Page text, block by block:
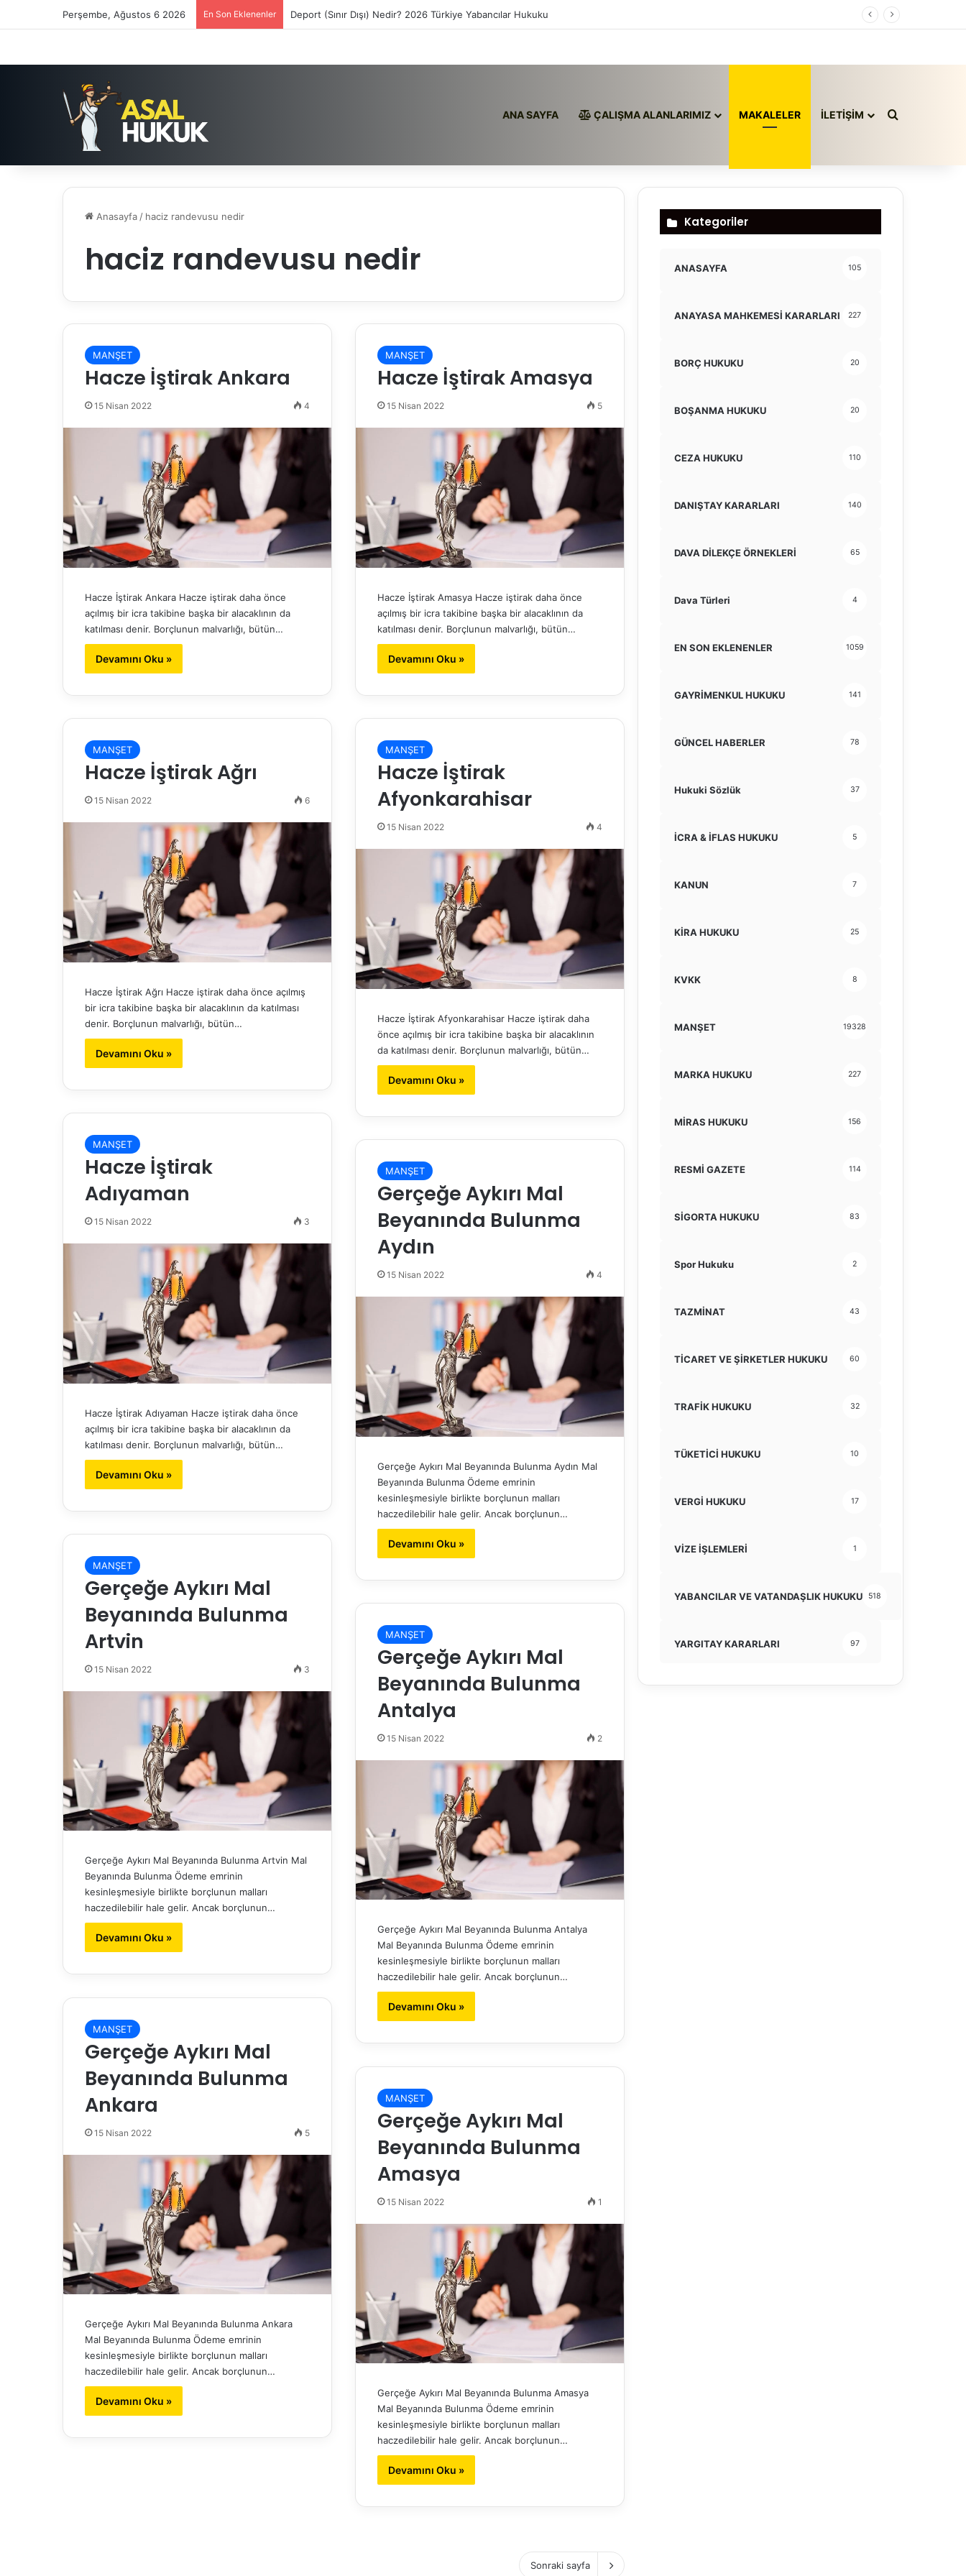
Perşembe, Ağustos 6 2026 En Son Eklenenler Deport (Sınır Dışı) Nedir? 2026 Türkiye Yabancılar Hukuku
ANA SAYFA ÇALIŞMA ALANLARIMIZ MAKALELER İLETİŞİM Arama yap
Anasayfa / haciz randevusu nedir
haciz randevusu nedir
MANŞET
Hacze İştirak Ankara
15 Nisan 2022 4
Hacze İştirak Ankara Hacze iştirak daha önce
açılmış bir icra takibine başka bir alacaklının da
katılması denir. Borçlunun malvarlığı, bütün…
Devamını Oku »
MANŞET
Hacze İştirak Amasya
15 Nisan 2022 5
Hacze İştirak Amasya Hacze iştirak daha önce
açılmış bir icra takibine başka bir alacaklının da
katılması denir. Borçlunun malvarlığı, bütün…
Devamını Oku »
MANŞET
Hacze İştirak Ağrı
15 Nisan 2022 6
Hacze İştirak Ağrı Hacze iştirak daha önce açılmış
bir icra takibine başka bir alacaklının da katılması
denir. Borçlunun malvarlığı, bütün…
Devamını Oku »
MANŞET
Hacze İştirak
Afyonkarahisar
15 Nisan 2022 4
Hacze İştirak Afyonkarahisar Hacze iştirak daha
önce açılmış bir icra takibine başka bir alacaklının
da katılması denir. Borçlunun malvarlığı, bütün…
Devamını Oku »
MANŞET
Hacze İştirak
Adıyaman
15 Nisan 2022 3
Hacze İştirak Adıyaman Hacze iştirak daha önce
açılmış bir icra takibine başka bir alacaklının da
katılması denir. Borçlunun malvarlığı, bütün…
Devamını Oku »
MANŞET
Gerçeğe Aykırı Mal
Beyanında Bulunma
Aydın
15 Nisan 2022 4
Gerçeğe Aykırı Mal Beyanında Bulunma Aydın Mal
Beyanında Bulunma Ödeme emrinin
kesinleşmesiyle birlikte borçlunun malları
haczedilebilir hale gelir. Ancak borçlunun…
Devamını Oku »
MANŞET
Gerçeğe Aykırı Mal
Beyanında Bulunma
Artvin
15 Nisan 2022 3
Gerçeğe Aykırı Mal Beyanında Bulunma Artvin Mal
Beyanında Bulunma Ödeme emrinin
kesinleşmesiyle birlikte borçlunun malları
haczedilebilir hale gelir. Ancak borçlunun…
Devamını Oku »
MANŞET
Gerçeğe Aykırı Mal
Beyanında Bulunma
Antalya
15 Nisan 2022 2
Gerçeğe Aykırı Mal Beyanında Bulunma Antalya
Mal Beyanında Bulunma Ödeme emrinin
kesinleşmesiyle birlikte borçlunun malları
haczedilebilir hale gelir. Ancak borçlunun…
Devamını Oku »
MANŞET
Gerçeğe Aykırı Mal
Beyanında Bulunma
Ankara
15 Nisan 2022 5
Gerçeğe Aykırı Mal Beyanında Bulunma Ankara
Mal Beyanında Bulunma Ödeme emrinin
kesinleşmesiyle birlikte borçlunun malları
haczedilebilir hale gelir. Ancak borçlunun…
Devamını Oku »
MANŞET
Gerçeğe Aykırı Mal
Beyanında Bulunma
Amasya
15 Nisan 2022 1
Gerçeğe Aykırı Mal Beyanında Bulunma Amasya
Mal Beyanında Bulunma Ödeme emrinin
kesinleşmesiyle birlikte borçlunun malları
haczedilebilir hale gelir. Ancak borçlunun…
Devamını Oku »
Sonraki sayfa
Kategoriler
ANASAYFA 105
ANAYASA MAHKEMESİ KARARLARI 227
BORÇ HUKUKU 20
BOŞANMA HUKUKU 20
CEZA HUKUKU 110
DANIŞTAY KARARLARI 140
DAVA DİLEKÇE ÖRNEKLERİ 65
Dava Türleri 4
EN SON EKLENENLER 1059
GAYRİMENKUL HUKUKU 141
GÜNCEL HABERLER 78
Hukuki Sözlük 37
İCRA & İFLAS HUKUKU 5
KANUN 7
KİRA HUKUKU 25
KVKK 8
MANŞET 19328
MARKA HUKUKU 227
MİRAS HUKUKU 156
RESMİ GAZETE 114
SİGORTA HUKUKU 83
Spor Hukuku 2
TAZMİNAT 43
TİCARET VE ŞİRKETLER HUKUKU 60
TRAFİK HUKUKU 32
TÜKETİCİ HUKUKU 10
VERGİ HUKUKU 17
VİZE İŞLEMLERİ 1
YABANCILAR VE VATANDAŞLIK HUKUKU 518
YARGITAY KARARLARI 97